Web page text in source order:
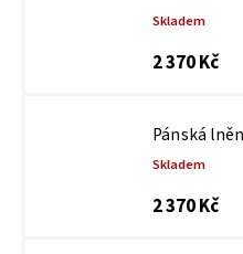
Skladem
2 370 Kč
Pánská
Skladem
2 370 Kč